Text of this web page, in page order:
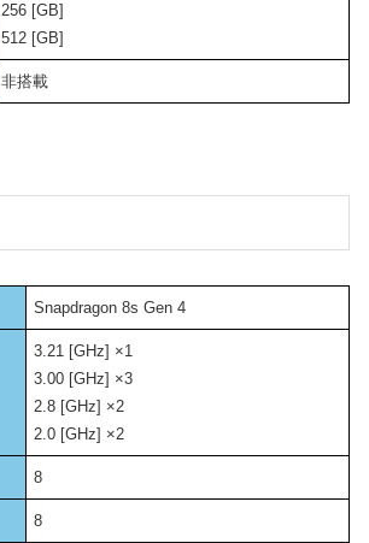
256 [GB]
512 [GB]
非搭載
Snapdragon 8s Gen 4
3.21 [GHz] ×1
3.00 [GHz] ×3
2.8 [GHz] ×2
2.0 [GHz] ×2
8
8